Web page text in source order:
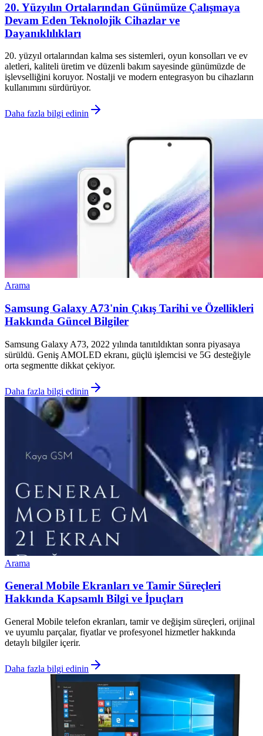
20. Yüzyılın Ortalarından Günümüze Çalışmaya
Devam Eden Teknolojik Cihazlar ve
Dayanıklılıkları
20. yüzyıl ortalarından kalma ses sistemleri, oyun konsolları ve ev
aletleri, kaliteli üretim ve düzenli bakım sayesinde günümüzde de
işlevselliğini koruyor. Nostalji ve modern entegrasyon bu cihazların
kullanımını sürdürüyor.
Daha fazla bilgi edinin
Arama
Samsung Galaxy A73'nin Çıkış Tarihi ve Özellikleri
Hakkında Güncel Bilgiler
Samsung Galaxy A73, 2022 yılında tanıtıldıktan sonra piyasaya
sürüldü. Geniş AMOLED ekranı, güçlü işlemcisi ve 5G desteğiyle
orta segmentte dikkat çekiyor.
Daha fazla bilgi edinin
Arama
General Mobile Ekranları ve Tamir Süreçleri
Hakkında Kapsamlı Bilgi ve İpuçları
General Mobile telefon ekranları, tamir ve değişim süreçleri, orijinal
ve uyumlu parçalar, fiyatlar ve profesyonel hizmetler hakkında
detaylı bilgiler içerir.
Daha fazla bilgi edinin